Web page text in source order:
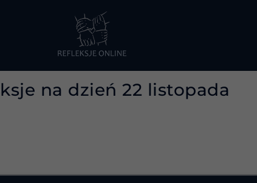
na dzień 22 listopada